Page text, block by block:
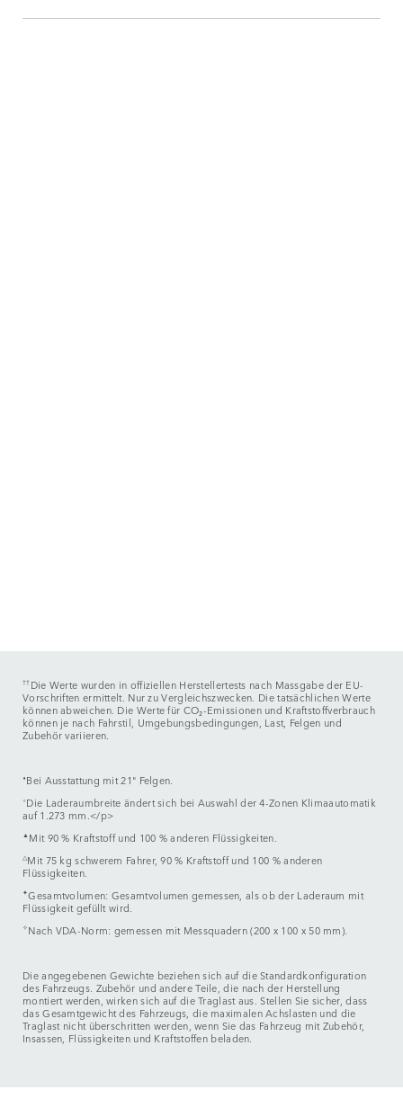
†† Die Werte wurden in offiziellen Herstellertests nach Massgabe der EU-
Vorschriften ermittelt. Nur zu Vergleichszwecken. Die tatsächlichen Werte
können abweichen. Die Werte für CO₂-Emissionen und Kraftstoffverbrauch
können je nach Fahrstil, Umgebungsbedingungen, Last, Felgen und
Zubehör variieren.
⬧Bei Ausstattung mit 21" Felgen.
⬨Die Laderaumbreite ändert sich bei Auswahl der 4-Zonen Klimaautomatik
auf 1.273 mm.</p>
▲ Mit 90 % Kraftstoff und 100 % anderen Flüssigkeiten.
△Mit 75 kg schwerem Fahrer, 90 % Kraftstoff und 100 % anderen
Flüssigkeiten.
✦Gesamtvolumen: Gesamtvolumen gemessen, als ob der Laderaum mit
Flüssigkeit gefüllt wird.
✧ Nach VDA-Norm: gemessen mit Messquadern (200 x 100 x 50 mm).
Die angegebenen Gewichte beziehen sich auf die Standardkonfiguration
des Fahrzeugs. Zubehör und andere Teile, die nach der Herstellung
montiert werden, wirken sich auf die Traglast aus. Stellen Sie sicher, dass
das Gesamtgewicht des Fahrzeugs, die maximalen Achslasten und die
Traglast nicht überschritten werden, wenn Sie das Fahrzeug mit Zubehör,
Insassen, Flüssigkeiten und Kraftstoffen beladen.